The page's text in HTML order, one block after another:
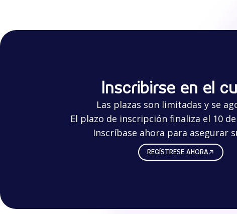
Inscribirse en el
Las plazas son limitadas y se
El plazo de inscripción finaliza el 10
Inscríbase ahora para asegurar
REGÍSTRESE AHORA